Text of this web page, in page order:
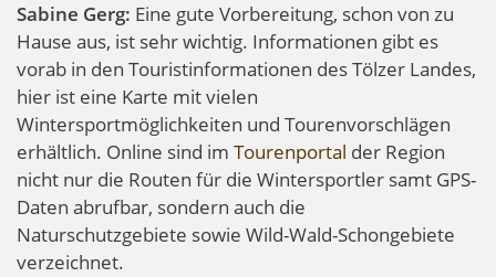
Sabine Gerg: Eine gute Vorbereitung, schon von zu
Hause aus, ist sehr wichtig. Informationen gibt es
vorab in den Touristinformationen des Tölzer Landes,
hier ist eine Karte mit vielen
Wintersportmöglichkeiten und Tourenvorschlägen
erhältlich. Online sind im Tourenportal der Region
nicht nur die Routen für die Wintersportler samt GPS-
Daten abrufbar, sondern auch die
Naturschutzgebiete sowie Wild-Wald-Schongebiete
verzeichnet.